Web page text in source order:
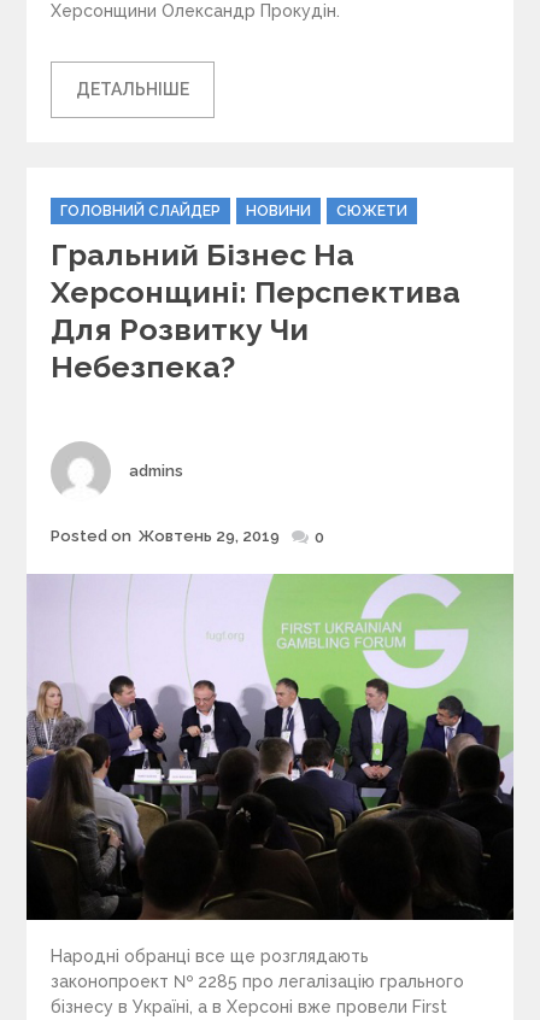
Херсонщини Олександр Прокудін.
ДЕТАЛЬНІШЕ
C
a
e
g
o
r
i
ГОЛОВНИЙ СЛАЙДЕР НОВИНИ СЮЖЕТИ
Гральний Бізнес На
Херсонщині: Перспектива
Для Розвитку Чи
Небезпека?
Author
admins
Posted
Posted on Жовтень 29, 2019 0
Народні обранці все ще розглядають
законопроект № 2285 про легалізацію грального
бізнесу в Україні, а в Херсоні вже провели First